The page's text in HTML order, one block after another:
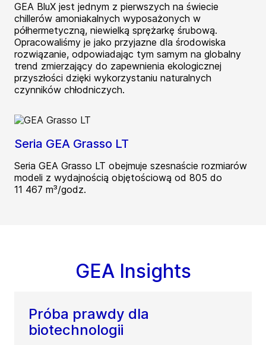
GEA BluX jest jednym z pierwszych na świecie
chillerów amoniakalnych wyposażonych w
półhermetyczną, niewielką sprężarkę śrubową.
Opracowaliśmy je jako przyjazne dla środowiska
rozwiązanie, odpowiadając tym samym na globalny
trend zmierzający do zapewnienia ekologicznej
przyszłości dzięki wykorzystaniu naturalnych
czynników chłodniczych.
Seria GEA Grasso LT
Seria GEA Grasso LT obejmuje szesnaście rozmiarów
modeli z wydajnością objętościową od 805 do
11 467 m³/godz.
GEA Insights
Próba prawdy dla
biotechnologii